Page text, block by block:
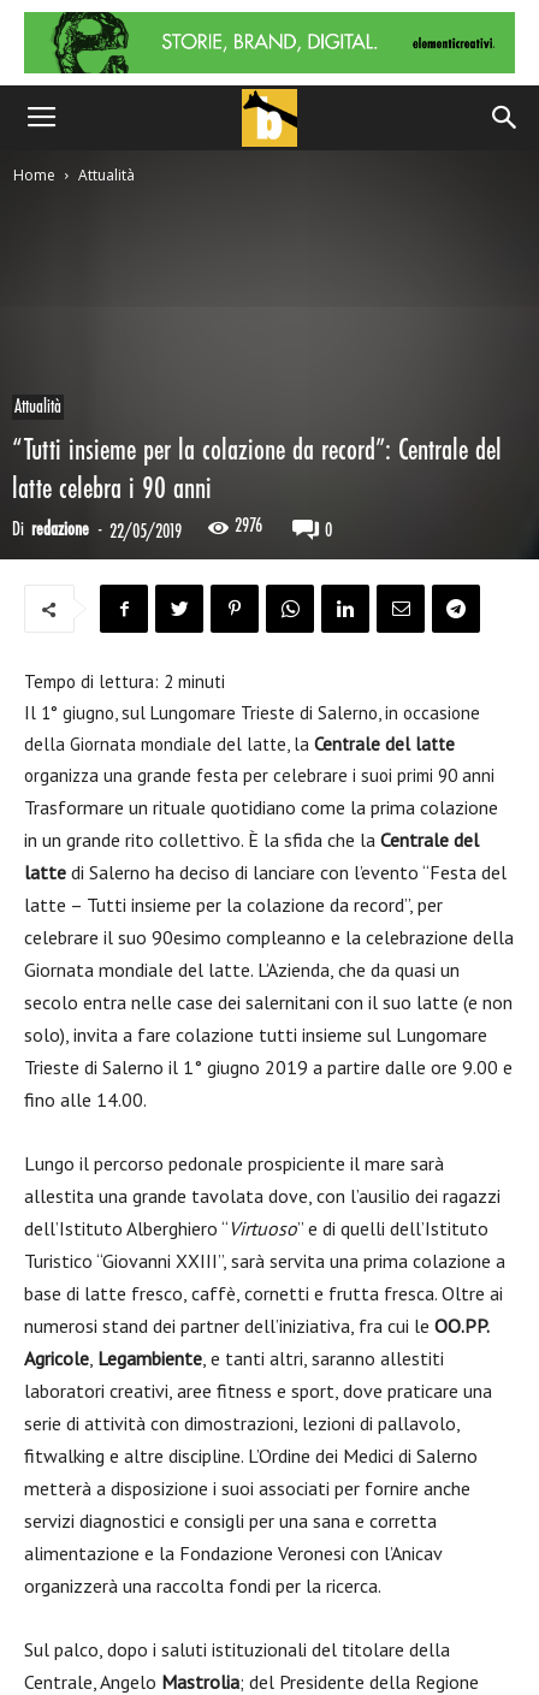
Home Attualità
Attualità
“Tutti insieme per la colazione da record”: Centrale del
latte celebra i 90 anni
Di redazione - 22/05/2019 2976 0
Tempo di lettura: 2 minuti
Il 1° giugno, sul Lungomare Trieste di Salerno, in occasione
della Giornata mondiale del latte, la Centrale del latte
organizza una grande festa per celebrare i suoi primi 90 anni
Trasformare un rituale quotidiano come la prima colazione
in un grande rito collettivo. È la sfida che la Centrale del
latte di Salerno ha deciso di lanciare con l’evento “Festa del
latte – Tutti insieme per la colazione da record”, per
celebrare il suo 90esimo compleanno e la celebrazione della
Giornata mondiale del latte. L’Azienda, che da quasi un
secolo entra nelle case dei salernitani con il suo latte (e non
solo), invita a fare colazione tutti insieme sul Lungomare
Trieste di Salerno il 1° giugno 2019 a partire dalle ore 9.00 e
fino alle 14.00.
Lungo il percorso pedonale prospiciente il mare sarà
allestita una grande tavolata dove, con l’ausilio dei ragazzi
dell’Istituto Alberghiero “Virtuoso” e di quelli dell’Istituto
Turistico “Giovanni XXIII”, sarà servita una prima colazione a
base di latte fresco, caffè, cornetti e frutta fresca. Oltre ai
numerosi stand dei partner dell’iniziativa, fra cui le OO.PP.
Agricole, Legambiente, e tanti altri, saranno allestiti
laboratori creativi, aree fitness e sport, dove praticare una
serie di attività con dimostrazioni, lezioni di pallavolo,
fitwalking e altre discipline. L’Ordine dei Medici di Salerno
metterà a disposizione i suoi associati per fornire anche
servizi diagnostici e consigli per una sana e corretta
alimentazione e la Fondazione Veronesi con l’Anicav
organizzerà una raccolta fondi per la ricerca.
Sul palco, dopo i saluti istituzionali del titolare della
Centrale, Angelo Mastrolia; del Presidente della Regione